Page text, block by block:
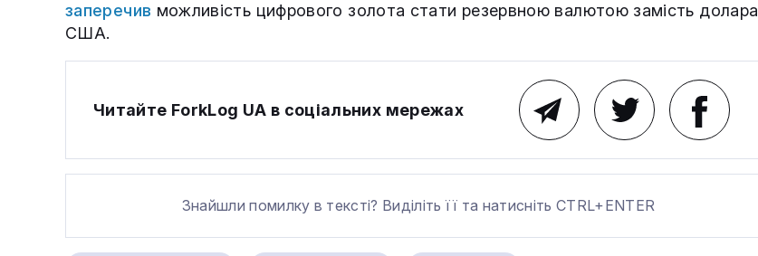
заперечив можливість цифрового золота стати резервною валютою замість долара
США.
Читайте ForkLog UA в соціальних мережах
Знайшли помилку в тексті? Виділіть її та натисніть CTRL+ENTER